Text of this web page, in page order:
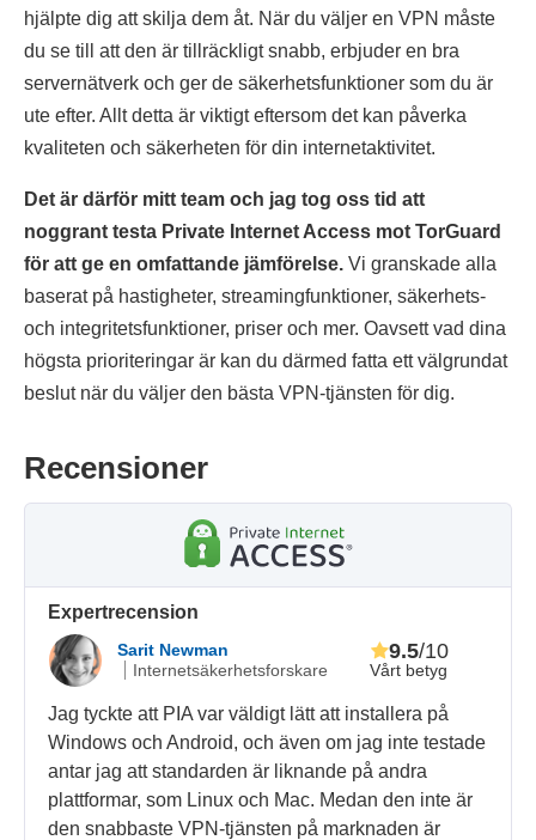
hjälpte dig att skilja dem åt. När du väljer en VPN måste
du se till att den är tillräckligt snabb, erbjuder en bra
servernätverk och ger de säkerhetsfunktioner som du är
ute efter. Allt detta är viktigt eftersom det kan påverka
kvaliteten och säkerheten för din internetaktivitet.
Det är därför mitt team och jag tog oss tid att
noggrant testa Private Internet Access mot TorGuard
för att ge en omfattande jämförelse. Vi granskade alla
baserat på hastigheter, streamingfunktioner, säkerhets-
och integritetsfunktioner, priser och mer. Oavsett vad dina
högsta prioriteringar är kan du därmed fatta ett välgrundat
beslut när du väljer den bästa VPN-tjänsten för dig.
Recensioner
Expertrecension
Sarit Newman
Internetsäkerhetsforskare
Vårt betyg
9.5/10
Jag tyckte att PIA var väldigt lätt att installera på
Windows och Android, och även om jag inte testade
antar jag att standarden är liknande på andra
plattformar, som Linux och Mac. Medan den inte är
den snabbaste VPN-tjänsten på marknaden är